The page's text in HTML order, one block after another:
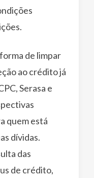
de limpar
ao crédito já
Serasa e
quem está
dívidas.
das
de crédito,